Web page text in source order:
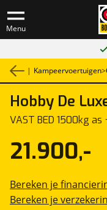
Menu
| Kampeervoertuigen>
Hobby De
VAST BED 1500kg as
21.900,-
Bereken je
Bereken je